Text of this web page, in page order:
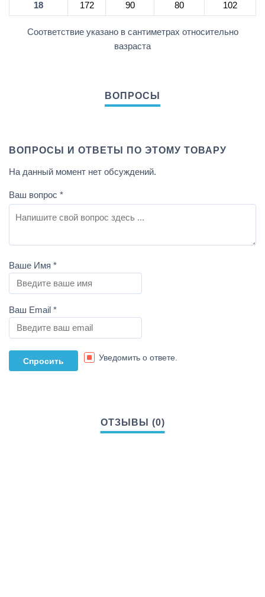
18 172 90 80 102
Соответствие указано в сантиметрах относительно
вазраста
ВОПРОСЫ И ОТВЕТЫ ПО ЭТОМУ ТОВАРУ
На данный момент нет обсуждений.
Ваш вопрос *
Ваше Имя *
Ваш Email *
Уведомить о ответе.